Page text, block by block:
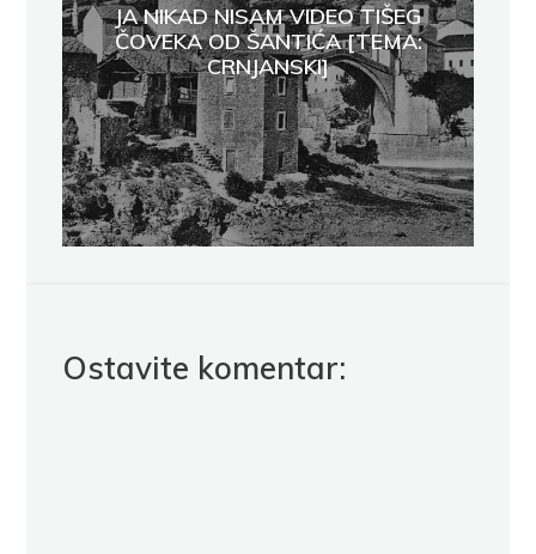
JA NIKAD NISAM VIDEO TIŠEG
ČOVEKA OD ŠANTIĆA [TEMA:
CRNJANSKI]
Ostavite komentar: